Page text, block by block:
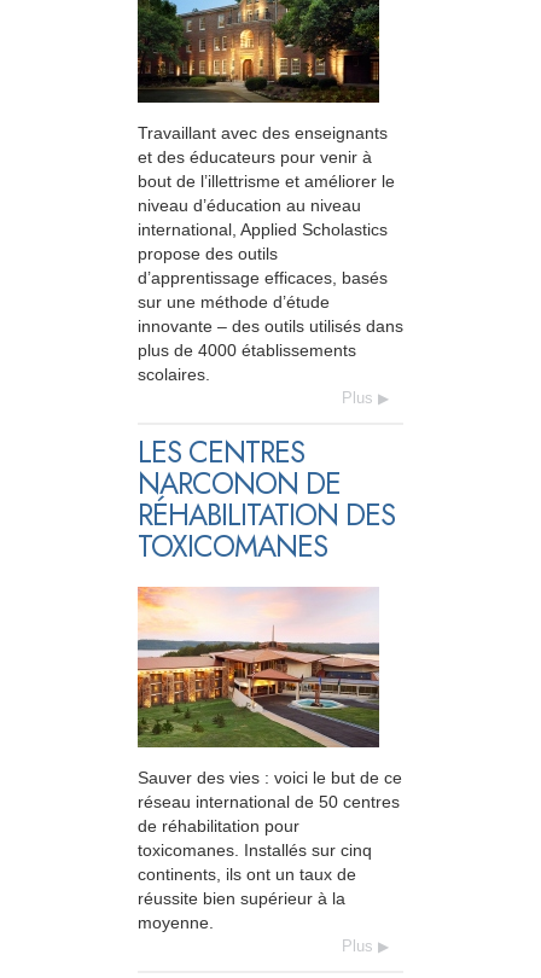
Travaillant avec des enseignants
et des éducateurs pour venir à
bout de l’illettrisme et améliorer le
niveau d’éducation au niveau
international, Applied Scholastics
propose des outils
d’apprentissage efficaces, basés
sur une méthode d’étude
innovante – des outils utilisés dans
plus de 4000 établissements
scolaires.
Plus
LES CENTRES
NARCONON DE
RÉHABILITATION DES
TOXICOMANES
Sauver des vies : voici le but de ce
réseau international de 50 centres
de réhabilitation pour
toxicomanes. Installés sur cinq
continents, ils ont un taux de
réussite bien supérieur à la
moyenne.
Plus